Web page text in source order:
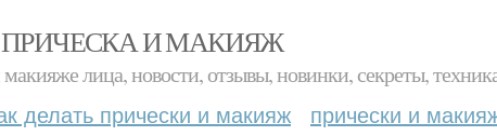
ПРИЧЕСКА И МАКИЯЖ
лица, новости, отзывы, новинки, секреты,
делать прически и макияж прически и